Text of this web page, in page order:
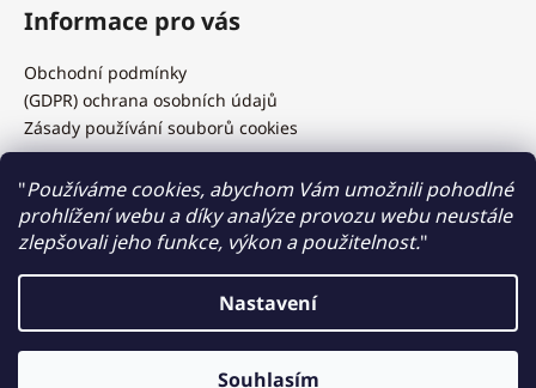
"Používáme cookies, abychom Vám umožnili pohodlné
prohlížení webu a díky analýze provozu webu neustále
zlepšovali jeho funkce, výkon a použitelnost."
Nastavení
Souhlasím
Výměna baterií, řemínků, kovových tahů, test vodotěsnosti,
Informace pro vás
Obchodní podmínky
(GDPR) ochrana osobních údajů
Zásady používání souborů cookies
Hodinky Dušek.cz
Hodinky Dušek. Všechna práva vyhrazena.